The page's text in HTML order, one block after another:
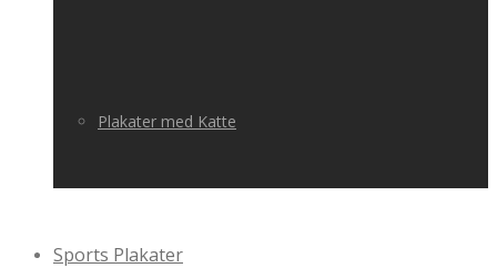
Plakater med Katte
Sports Plakater